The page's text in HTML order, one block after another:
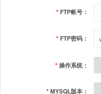
* FTP帐号：
* FTP密码：
*操作系统：
*MYSQL版本：